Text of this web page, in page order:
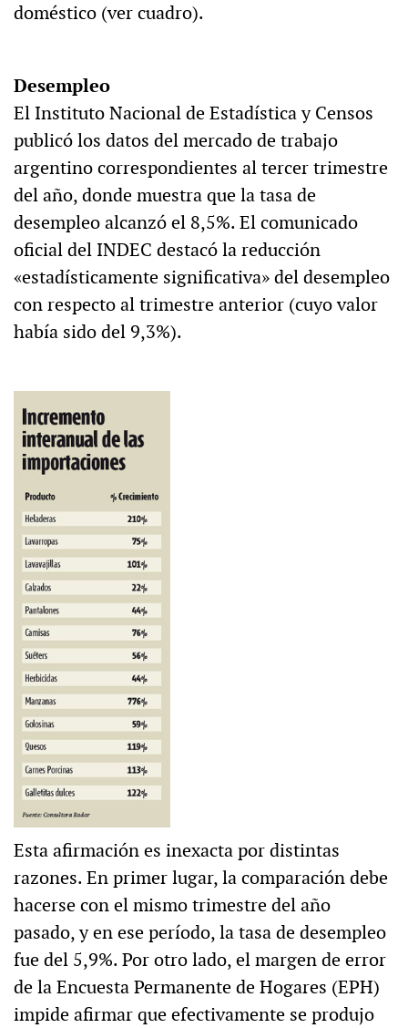
doméstico (ver cuadro).
Desempleo
El Instituto Nacional de Estadística y Censos
publicó los datos del mercado de trabajo
argentino correspondientes al tercer trimestre
del año, donde muestra que la tasa de
desempleo alcanzó el 8,5%. El comunicado
oficial del INDEC destacó la reducción
«estadísticamente significativa» del desempleo
con respecto al trimestre anterior (cuyo valor
había sido del 9,3%).
Esta afirmación es inexacta por distintas
razones. En primer lugar, la comparación debe
hacerse con el mismo trimestre del año
pasado, y en ese período, la tasa de desempleo
fue del 5,9%. Por otro lado, el margen de error
de la Encuesta Permanente de Hogares (EPH)
impide afirmar que efectivamente se produjo